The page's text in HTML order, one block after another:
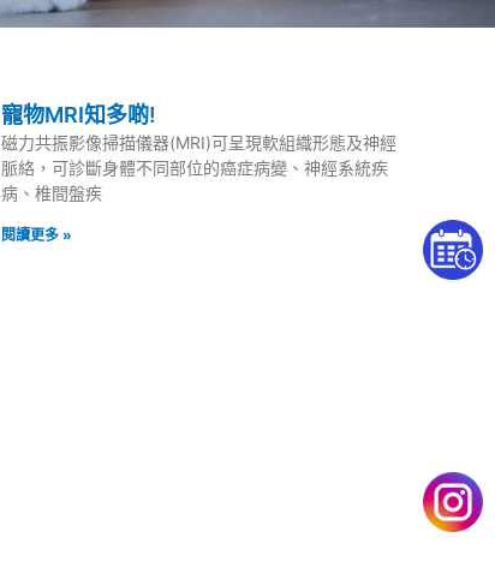
寵物MRI知多啲!
磁力共振影像掃描儀器(MRI)可呈現軟組織形態及神經
脈絡，可診斷身體不同部位的癌症病變、神經系統疾
病、椎間盤疾
閱讀更多 »